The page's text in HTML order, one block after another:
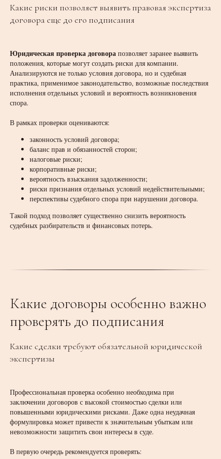
Какие риски позволяет выявить правовая экспертиза
договора еще до его подписания
Юридическая проверка договора позволяет заранее выявить
положения, которые могут создать риски для компании.
Анализируются не только условия договора, но и судебная
практика, применимое законодательство, возможные последствия
исполнения отдельных условий и вероятность возникновения
спора.
В рамках проверки оцениваются:
законность условий договора;
баланс прав и обязанностей сторон;
налоговые риски;
корпоративные риски;
вероятность взыскания задолженности;
риски признания отдельных условий недействительными;
перспективы судебного спора при нарушении договора.
Такой подход позволяет существенно снизить вероятность
судебных разбирательств и финансовых потерь.
Какие договоры особенно важно
проверять до подписания
Какие сделки требуют обязательной юридической
экспертизы
Профессиональная проверка особенно необходима при
заключении договоров с высокой стоимостью сделки или
повышенными юридическими рисками. Даже одна неудачная
формулировка может привести к значительным убыткам или
невозможности защитить свои интересы в суде.
В первую очередь рекомендуется проверять: